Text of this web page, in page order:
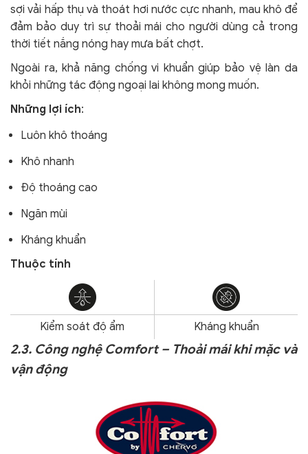
sợi vải hấp thụ và thoát hơi nước cực nhanh, mau khô để
đảm bảo duy trì sự thoải mái cho người dùng cả trong
thời tiết nắng nóng hay mưa bất chợt.
Ngoài ra, khả năng chống vi khuẩn giúp bảo vệ làn da
khỏi những tác động ngoại lai không mong muốn.
Những lợi ích:
Luôn khô thoáng
Khô nhanh
Độ thoáng cao
Ngăn mùi
Kháng khuẩn
Thuộc tính
Kiểm soát độ ẩm Kháng khuẩn
2.3. Công nghệ Comfort – Thoải mái khi mặc và
vận động